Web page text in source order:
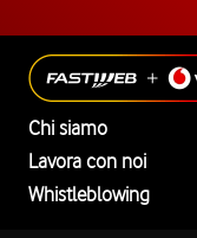
Chi siamo
Lavora con noi
Whistleblowing